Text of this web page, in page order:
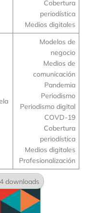
Cobertura
periodística
Medios digitales
Modelos de
negocio
Medios de
comunicación
Pandemia
Periodismo
Periodismo digital
COVD-19
Cobertura
periodística
Medios digitales
Profesionalización
downloads